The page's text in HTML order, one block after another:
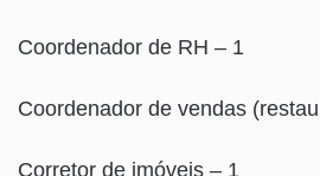
Coordenador de RH – 1
Coordenador de vendas
Corretor de imóveis – 1